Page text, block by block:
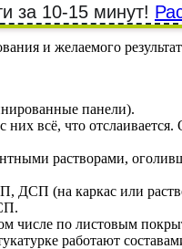
за 10-15 минут!
и желаемого
панели).
всё, что
растворами,
ДСП (на каркас или
числе по листовым
работают